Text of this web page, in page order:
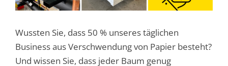
Wussten Sie, dass 50 % unseres täglichen
Business aus Verschwendung von Papier besteht?
Und wissen Sie, dass jeder Baum genug